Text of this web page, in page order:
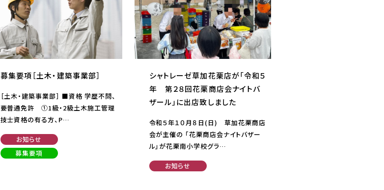
募集要項［土木・建築事業部］
［土木・建築事業部］ ■資格 学歴不問、
要普通免許 ①1級・2級土木施工管理
技士資格の有る方、P…
お知らせ
募集要項
シャトレーゼ草加花栗店が「令和５
年 第２８回花栗商店会ナイトバ
ザール」に出店致しました
令和５年１０月８日(日) 草加花栗商店
会が主催の 「花栗商店会ナイトバザー
ル」が花栗南小学校グラ…
お知らせ